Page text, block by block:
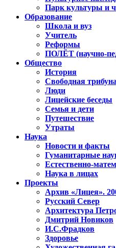
Парк культуры и
Образование
Школа и вуз
Учитель
Реформы
ПОЛЁТ (научно-
Общество
История
Свободная
Люди
Лицейские беседы
Семья и дети
Путешествие
Утраты
Наука
Новости и факты
Гуманитарные
Естественно-
Наука в лицах
Проекты
Архив «Лицея».
Русский Север
Архитектура
Дмитрий Новиков
И.С.Фрадков
Здоровье